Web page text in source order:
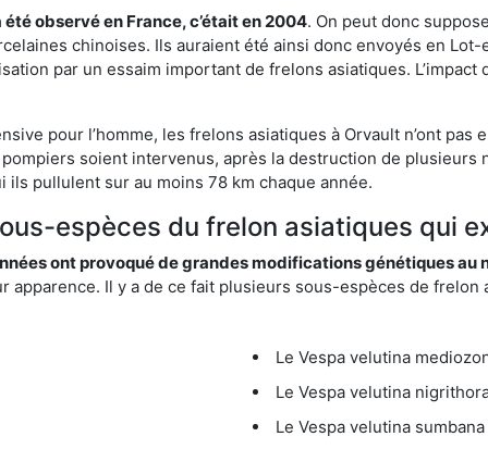
observé en France, c’était en 2004. On peut donc
chinoises. Ils auraient été ainsi donc envoyés en
par un essaim important de frelons asiatiques.
pour l’homme, les frelons asiatiques à Orvault n’ont pas
soient intervenus, après la destruction de plusieurs
pullulent sur au moins 78 km chaque année.
espèces du frelon asiatiques qui
ont provoqué de grandes modifications génétiques au
apparence. Il y a de ce fait plusieurs sous-espèces de
Le Vespa velutina
Le Vespa velutina
Le Vespa velutina sumbana